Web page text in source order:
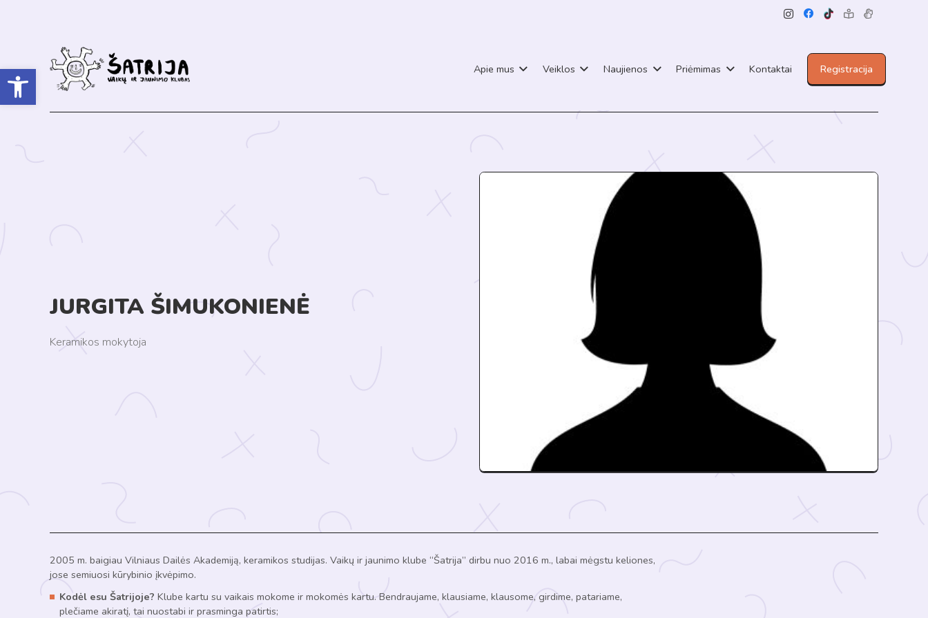
Open toolbar Apie mus Veiklos Naujienos Priėmimas Kontaktai Registracija
JURGITA ŠIMUKONIENĖ
Keramikos mokytoja
2005 m. baigiau Vilniaus Dailės Akademiją, keramikos studijas. Vaikų ir jaunimo klube “Šatrija” dirbu nuo 2016 m., labai mėgstu keliones,
jose semiuosi kūrybinio įkvėpimo.
Kodėl esu Šatrijoje?Klube kartu su vaikais mokome ir mokomės kartu. Bendraujame, klausiame, klausome, girdime, patariame,
plečiame akiratį, tai nuostabi ir prasminga patirtis;